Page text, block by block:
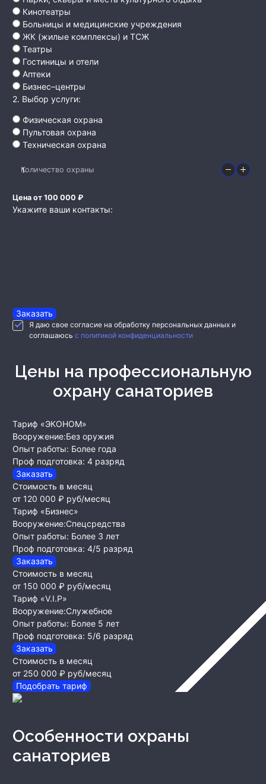
Кинотеатры
Больницы и медицинские учреждения
ЖК (жилые комплексы) и ТСЖ
Театры
Гостиницы и отели
Аптеки
Бизнес–центры
2. Выбор услуги:
Физическая охрана
Пультовая охрана
Техническая охрана
Количество охраны
Цена от 100 000 ₽
Укажите ваши контакты:
Заказать
Я даю свое согласие на обработку персональных данных и
соглашаюсь с политикой конфиденциальности
Цены на профессиональную
охрану санаториев
Тариф «ЭКОНОМ»
Вооружение:Без оружия
Опыт работы: Более года
Проф подготовка: 4 разряд
Заказать
Стоимость в месяц
от 120 000 ₽ руб/месяц
Тариф «Бизнес»
Вооружение:Спецсредства
Опыт работы: Более 3 лет
Проф подготовка: 4/5 разряд
Заказать
Стоимость в месяц
от 150 000 ₽ руб/месяц
Тариф «V.I.P»
Вооружение:Служебное
Опыт работы: Более 5 лет
Проф подготовка: 5/6 разряд
Заказать
Стоимость в месяц
от 250 000 ₽ руб/месяц
Подобрать тариф
Особенности охраны
санаториев